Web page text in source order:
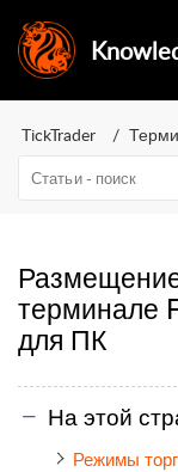
TickTrader
терминале
для ПК
На этой
Режимы